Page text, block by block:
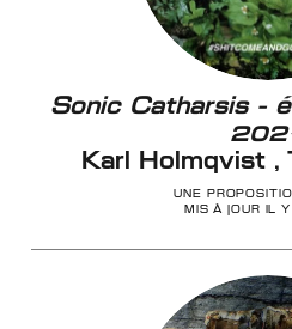
Sonic Catharsis -
Karl Holmqvist ,
UNE
MIS À JOUR IL